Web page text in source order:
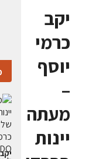
יקב
כרמי
יוסף
–
מעתה
יינות